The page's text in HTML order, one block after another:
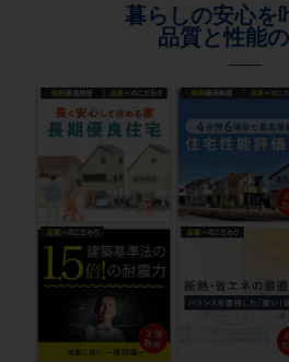
暮らしの安心を
品質と性能